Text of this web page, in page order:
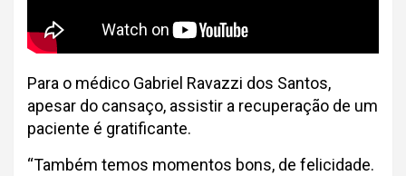
Para o médico Gabriel Ravazzi dos Santos,
apesar do cansaço, assistir a recuperação de um
paciente é gratificante.
“Também temos momentos bons, de felicidade.